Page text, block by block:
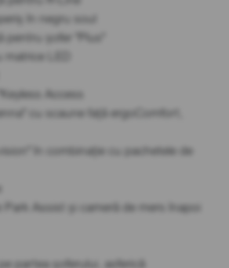
în negru soul
pentru șofer "Plus"
matrice LED
Access
cu scaune față ergoComfort,
în combinație cu pachetele de
Park Assist și cameră de mers înapoi
partea șoferului, asferică